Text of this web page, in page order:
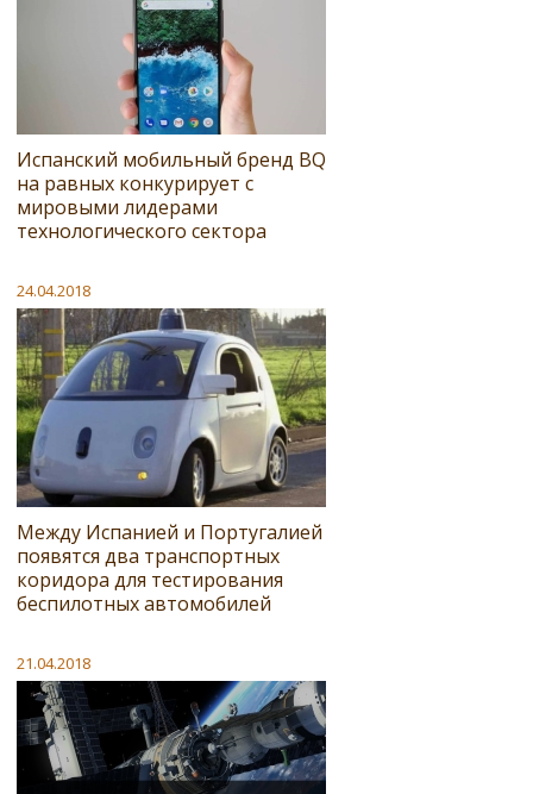
Испанский мобильный бренд BQ
на равных конкурирует с
мировыми лидерами
технологического сектора
24.04.2018
Между Испанией и Португалией
появятся два транспортных
коридора для тестирования
беспилотных автомобилей
21.04.2018